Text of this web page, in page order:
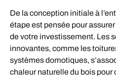
De la conception initiale à
étape est pensée pour
de votre investissement. Les
innovantes, comme les
systèmes domotiques,
chaleur naturelle du bois pour